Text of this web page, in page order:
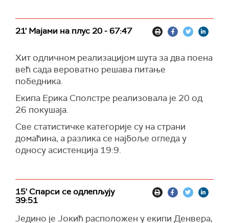
21' Мајами на плус 20 - 67:47
Хит одличном реализацијом шута за два поена
већ сада вероватно решава питање
победника.
Екипа Ерика Сполстре реализовала је 20 од
26 покушаја.
Све статистичке категорије су на страни
домаћина, а разлика се најбоље огледа у
односу асистенција 19:9.
15' Спарси се одлепљују
39:51
Једино је Јокић расположен у екипи Денвера,